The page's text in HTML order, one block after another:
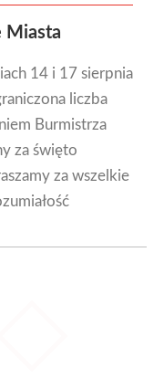
Miasta
14 i 17 sierpnia
liczba
Burmistrza
za święto
za wszelkie